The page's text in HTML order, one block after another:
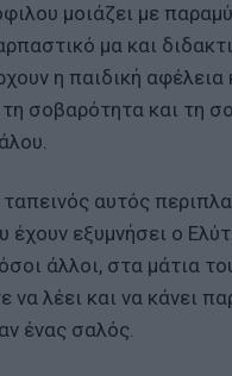
μοιάζει με
μα και
η παιδική αφέλεια
τη σοβαρότητα και τη
αυτός
εξυμνήσει ο
άλλοι, στα μάτια
να λέει και να κάνει
ένας σαλός.